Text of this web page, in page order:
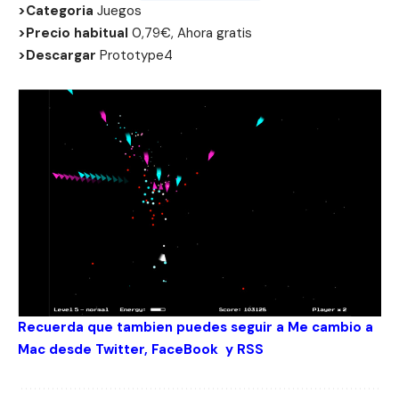
>Categoria Juegos
>Precio habitual 0,79€, Ahora gratis
>Descargar Prototype4
Recuerda que tambien puedes seguir a Me cambio a
Mac desde Twitter, FaceBook y RSS